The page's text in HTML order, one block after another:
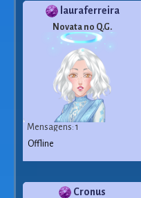
lauraferreira
Novata no Q.G.
Mensagens: 1
Offline
Cronus